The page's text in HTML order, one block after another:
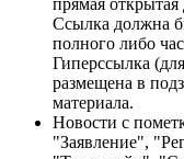
Ссылка должна
полного либо
Гиперссылка
размещена в
материала.
Новости с
"Заявление",